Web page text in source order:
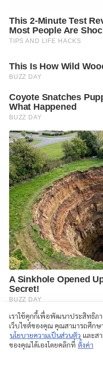
เราใช้คุกกี้เพื่อพัฒนาประสิทธิภ
เว็บไซต์ของคุณ คุณสามารถศึกษ
นโยบายความเป็นส่วนตัว และส
ของคุณได้เองโดยคลิกที่ ตั้งค่า